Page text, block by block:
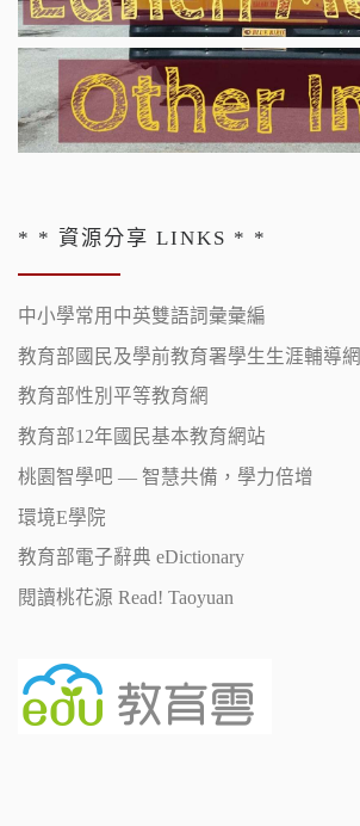
* * 資源分享 LINKS * *
中小學常用中英雙語詞彙彙編
教育部國民及學前教育署學生生涯輔導網
教育部性別平等教育網
教育部12年國民基本教育網站
桃園智學吧 — 智慧共備，學力倍增
環境E學院
教育部電子辭典 eDictionary
閱讀桃花源 Read! Taoyuan